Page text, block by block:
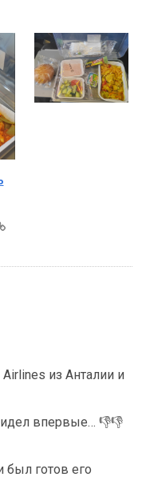
из Анталии и
впервые… 👎👎
был готов его